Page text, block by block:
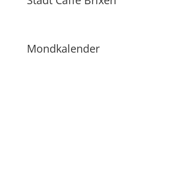
Mondkalender